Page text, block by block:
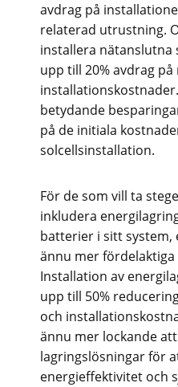
avdrag på
relaterad utrustning.
installera nätanslutna
upp till 20% avdrag
betydande
på de initiala
solcellsinstallation.
För de som vill ta
inkludera
batterier i sitt system,
ännu mer
Installation av
upp till 50%
och
ännu mer lockande
lagringslösningar för
energieffektivitet och